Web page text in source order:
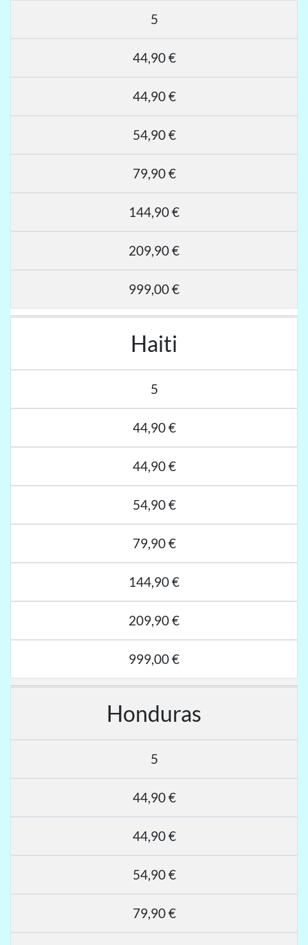
5
44,90 €
44,90 €
54,90 €
79,90 €
144,90 €
209,90 €
999,00 €
Haiti
5
44,90 €
44,90 €
54,90 €
79,90 €
144,90 €
209,90 €
999,00 €
Honduras
5
44,90 €
44,90 €
54,90 €
79,90 €